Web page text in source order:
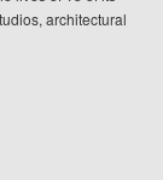
architectural